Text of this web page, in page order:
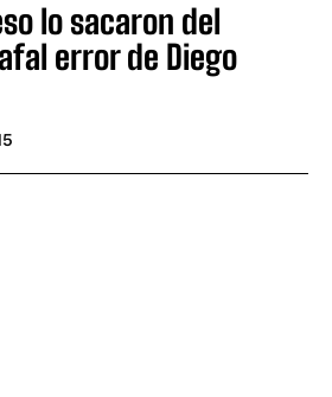
lo sacaron del
error de Diego